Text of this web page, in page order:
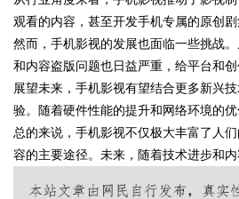
!
观看的内容，甚至开发手机专属的原创
然而，手机影视的发展也面临一些挑战
和内容盗版问题也日益严重，给平台和
展望未来，手机影视有望结合更多新兴
验。随着硬件性能的提升和网络环境的
总的来说，手机影视不仅极大丰富了人
容的主要途径。未来，随着技术进步和